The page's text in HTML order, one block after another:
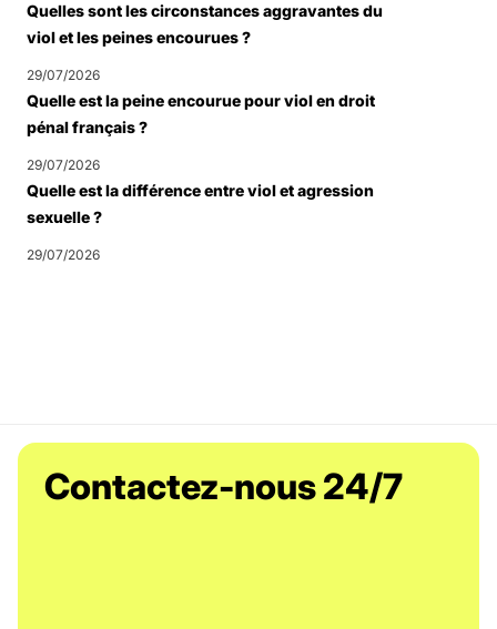
Quelles sont les circonstances aggravantes du
viol et les peines encourues ?
29/07/2026
Quelle est la peine encourue pour viol en droit
pénal français ?
29/07/2026
Quelle est la différence entre viol et agression
sexuelle ?
29/07/2026
Contactez-nous 24/7